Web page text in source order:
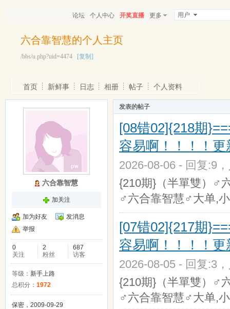
论坛 个人中心 开奖直播 更多 用户
六合靠智慧的个人主页
/bbs/u.php?uid=4474 [复制]
首页 新鲜事 日志 相册 帖子 个人资料
六合靠智慧
加关注
加为好友
发消息
举报
0
关注
2
粉丝
687
访客
等级： 新手上路
总积分： 1972
保密，2009-09-29
发表的帖子
[08错02]{218期
容易啊！！！！更
2026-08-06 - 回复:9
{210期}（半單雙）♂
♂六合靠智慧♂大单,
[07错02]{217期
容易啊！！！！更
2026-08-05 - 回复:3
{210期}（半單雙）♂
♂六合靠智慧♂大单,